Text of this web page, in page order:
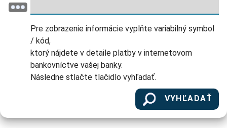
Pre zobrazenie informácie vyplňte variabilný symbol
/ kód,
ktorý nájdete v detaile platby v internetovom
bankovníctve vašej banky.
Následne stlačte tlačidlo vyhľadať.
VYHĽADAŤ